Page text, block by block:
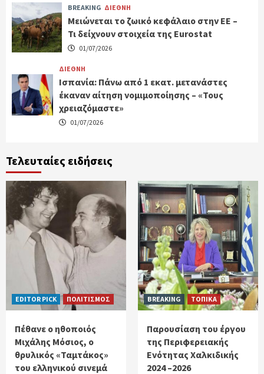
BREAKING ΔΙΕΘΝΗ
Μειώνεται το ζωικό κεφάλαιο στην ΕΕ –
Τι δείχνουν στοιχεία της Eurostat
01/07/2026
ΔΙΕΘΝΗ
Ισπανία: Πάνω από 1 εκατ. μετανάστες
έκαναν αίτηση νομιμοποίησης – «Τους
χρειαζόμαστε»
01/07/2026
Τελευταίες ειδήσεις
EDITOR PICK ΠΟΛΙΤΙΣΜΟΣ
Πέθανε ο ηθοποιός
Μιχάλης Μόσιος, ο
θρυλικός «Ταμτάκος»
του ελληνικού σινεμά
BREAKING ΤΟΠΙΚΑ
Παρουσίαση του έργου
της Περιφερειακής
Ενότητας Χαλκιδικής
2024 –2026